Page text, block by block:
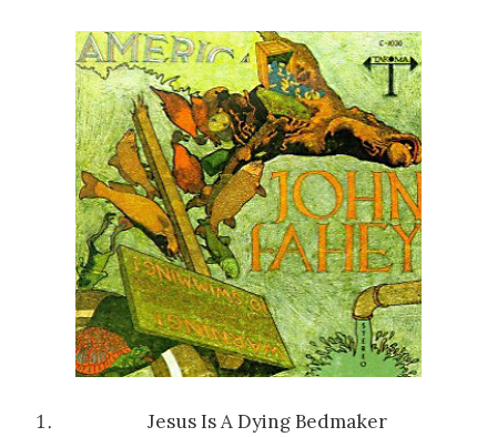
Jesus Is A Dying Bedmaker